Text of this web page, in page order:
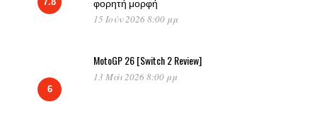
15 Ιούν 2026 8:00 μμ
6
MotoGP 26 [Switch 2 Review]
13 Μάι 2026 8:00 μμ